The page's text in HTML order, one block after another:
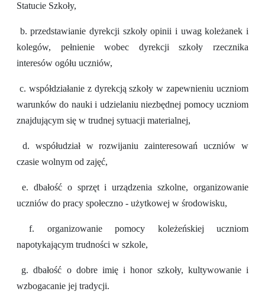
Statucie Szkoły,
b. przedstawianie dyrekcji szkoły opinii i uwag koleżanek i
kolegów, pełnienie wobec dyrekcji szkoły rzecznika
interesów ogółu uczniów,
c. współdziałanie z dyrekcją szkoły w zapewnieniu uczniom
warunków do nauki i udzielaniu niezbędnej pomocy uczniom
znajdującym się w trudnej sytuacji materialnej,
d. współudział w rozwijaniu zainteresowań uczniów w
czasie wolnym od zajęć,
e. dbałość o sprzęt i urządzenia szkolne, organizowanie
uczniów do pracy społeczno - użytkowej w środowisku,
f. organizowanie pomocy koleżeńskiej uczniom
napotykającym trudności w szkole,
g. dbałość o dobre imię i honor szkoły, kultywowanie i
wzbogacanie jej tradycji.